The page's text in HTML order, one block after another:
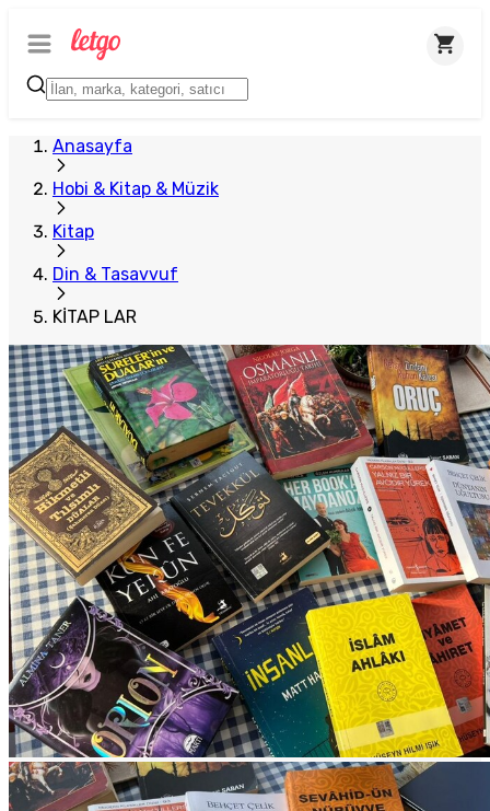
Anasayfa
Hobi & Kitap & Müzik
Kitap
Din & Tasavvuf
KİTAP LAR
Plus Satıcı